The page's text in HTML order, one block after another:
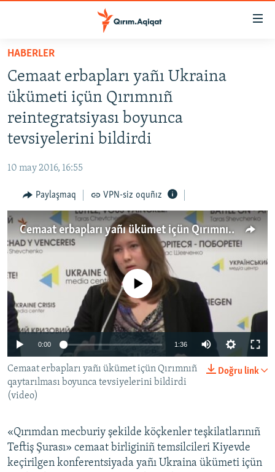
Esas
qaytmaq
Baş
navigatsiyağa
qaytmaq
Qıdıruvğa
SİYASET
İQTİSADİYAT
CEMİYET
İNSAN AQLARI
VİDEO
SÜRET
BLOGLAR
Русский
Українською
QOŞULIÑIZ!
HABERLER
Cemaat erbapları yañı Ukraina
ükümeti içün Qırımnıñ
reintegratsiyası boyunca
tevsiyelerini bildirdi
10 may 2016, 16:55
Paylaşmaq VPN-siz oquñız
Cemaat erbapları yañı ükümet içün Qırımnıñ qaytarılması boyunca tevsiyelerini bildirdi (video)
No media source currently available
0:00 1:36
Doğru link
Cemaat erbapları yañı ükümet içün Qırımnıñ
qaytarılması boyunca tevsiyelerini bildirdi
(video)
«Qırımdan mecburiy şekilde köçkenler teşkilatlarınıñ
Teftiş Şurası» cemaat birliginiñ temsilcileri Kiyevde
keçirilgen konferentsiyada yañı Ukraina ükümeti içün